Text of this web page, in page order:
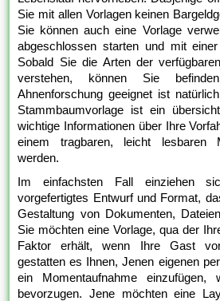
Sie mit allen Vorlagen keinen
Sie können auch eine Vorlage
abgeschlossen starten und mit
Sobald Sie die Arten der
verstehen, können Sie
Ahnenforschung geeignet ist
Stammbaumvorlage ist ein
wichtige Informationen über Ihre
einem tragbaren, leicht lesbaren
werden.
Im einfachsten Fall einziehen
vorgefertigtes Entwurf und Format,
Gestaltung von Dokumenten,
Sie möchten eine Vorlage, qua der
Faktor erhält, wenn Ihre Gast
gestatten es Ihnen, Jenen eigenen
ein Momentaufnahme einzufügen,
bevorzugen. Jene möchten eine